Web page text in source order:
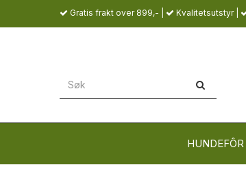
Gratis frakt over 899,- | Kvalitetsutstyr |
HUNDEFÔR